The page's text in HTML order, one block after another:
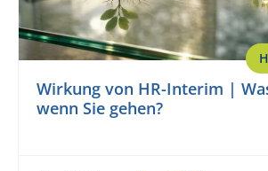
Wirkung von HR-Interim |
wenn Sie gehen?